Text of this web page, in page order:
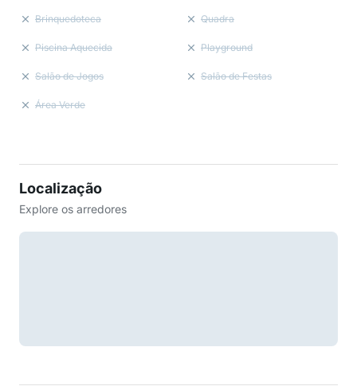
Brinquedoteca Quadra
Piscina Aquecida Playground
Salão de Jogos Salão de Festas
Área Verde
Localização
Explore os arredores